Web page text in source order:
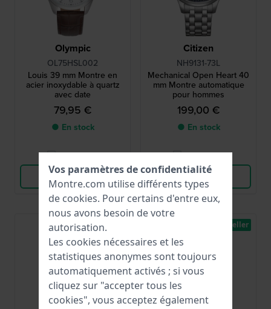
Olympic
OL75HSL002
Louis 39 mm Montre en
acier inoxydable à quartz
avec date
79,95 €
● En stock
Comparer
Voir les produits
Citizen
NH9131-73L
Mechanical Open Heart 40
mm Montre automatique
pour hommes
199,00 €
● En stock
Comparer
Voir les produits
Best-seller
Vos paramètres de confidentialité
Montre.com utilise différents types
de cookies. Pour certains d'entre eux,
nous avons besoin de votre
autorisation.
Les cookies nécessaires et les
statistiques anonymes sont toujours
automatiquement activés ; si vous
cliquez sur "accepter tous les
cookies", vous acceptez également